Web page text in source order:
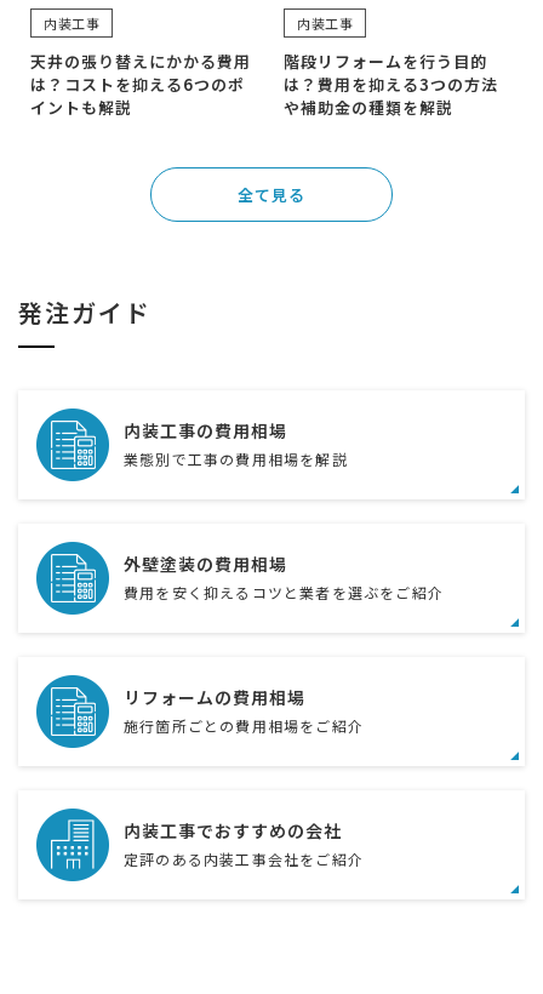
内装工事
天井の張り替えにかかる費用
は？コストを抑える6つのポ
イントも解説
内装工事
階段リフォームを行う目的
は？費用を抑える3つの方法
や補助金の種類を解説
全て見る
発注ガイド
内装工事の費用相場
業態別で工事の費用相場を解説
外壁塗装の費用相場
費用を安く抑えるコツと業者を選ぶをご紹介
リフォームの費用相場
施行箇所ごとの費用相場をご紹介
内装工事でおすすめの会社
定評のある内装工事会社をご紹介